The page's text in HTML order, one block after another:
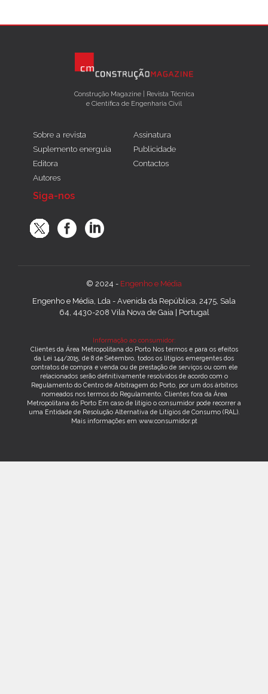
Construção Magazine | Revista Técnica
e Científica de Engenharia Civil
Sobre a revista
Suplemento energuia
Editora
Autores
Assinatura
Publicidade
Contactos
Siga-nos
© 2024 - Engenho e Média
Engenho e Média, Lda - Avenida da República, 2475, Sala
64, 4430-208 Vila Nova de Gaia | Portugal
Informação ao consumidor:
Clientes da Área Metropolitana do Porto Nos termos e para os efeitos
da Lei 144/2015, de 8 de Setembro, todos os litígios emergentes dos
contratos de compra e venda ou de prestação de serviços ou com ele
relacionados serão definitivamente resolvidos de acordo com o
Regulamento do Centro de Arbitragem do Porto, por um dos árbitros
nomeados nos termos do Regulamento. Clientes fora da Área
Metropolitana do Porto Em caso de litígio o consumidor pode recorrer a
uma Entidade de Resolução Alternativa de Litígios de Consumo (RAL).
Mais informações em www.consumidor.pt